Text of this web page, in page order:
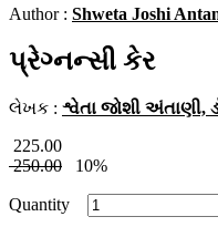
Author : Shweta Joshi
પ્રેગ્નન્સી કેર
લેખક : શ્વેતા જોશી અંતાણી,
225.00
250.00
10%
Quantity